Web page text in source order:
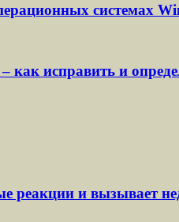
системах
как исправить и
и вызывает